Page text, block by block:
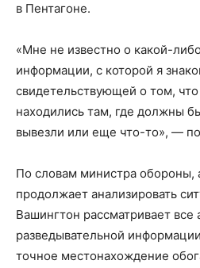
в Пентагоне.
«Мне не известно о какой-
информации, с которой я
свидетельствующей о том,
находились там, где должны
вывезли или еще что-то», —
По словам министра обороны,
продолжает анализировать
Вашингтон рассматривает
разведывательной
точное местонахождение